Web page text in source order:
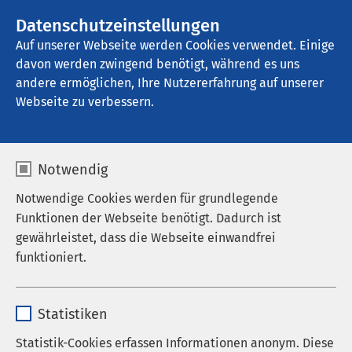
Datenschutzeinstellungen
Auf unserer Webseite werden Cookies verwendet. Einige
davon werden zwingend benötigt, während es uns
andere ermöglichen, Ihre Nutzererfahrung auf unserer
Webseite zu verbessern.
Notwendig
Notwendige Cookies werden für grundlegende
Funktionen der Webseite benötigt. Dadurch ist
gewährleistet, dass die Webseite einwandfrei
funktioniert.
Anbieter sgalinski
Statistiken
Statistik-Cookies erfassen Informationen anonym. Diese
AMEOS Privatklinikum Bad Aussee
Informationen
Für detaillierte Informationen zum
Therapieangebot bzw. zum Aufenthalt im AMEOS
ausführliche Broschüre sowie einen kompakten
Flyer zur Verfügung, die Sie bequem herunterladen
Exemplaren für Ihre Praxis benötigen, senden wir